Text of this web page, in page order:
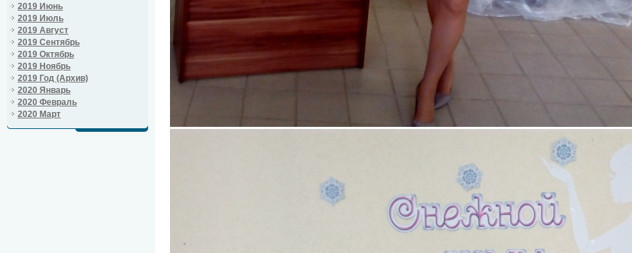
2019 Июнь
2019 Июль
2019 Август
2019 Сентябрь
2019 Октябрь
2019 Ноябрь
2019 Год (Архив)
2020 Январь
2020 Февраль
2020 Март